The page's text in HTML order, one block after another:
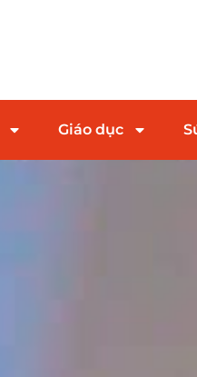
Giáo dục